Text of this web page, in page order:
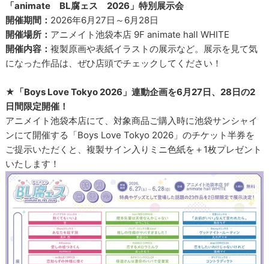
「animate BL腐ェス 2026」特別展示会
開催期間： 2026年6月27日～6月28日
開催場所： アニメイト池袋本店 9F animate hall WHITE
開催内容：複製原画や表紙イラストの展示など。展示を見て気
になった作品は、ぜひ店頭でチェックしてください！
★「Boys Love Tokyo 2026」連動企画を6月27日、28日の2
日間限定開催！
アニメイト池袋本店にて、対象商品ご購入時に池袋サンシャイ
ンにて開催する「Boys Love Tokyo 2026」のチケット半券を
ご提示いただくと、複製サイン入りミニ色紙を＋1枚プレゼント
いたします！